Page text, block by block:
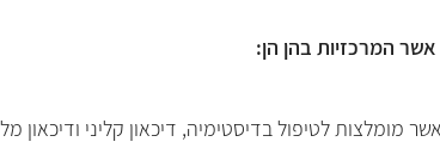
המרכזיות בהן הן: